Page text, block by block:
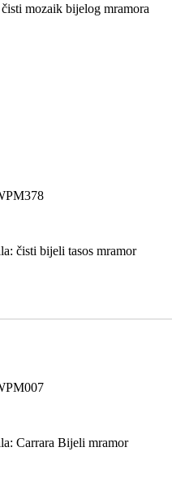
mozaik bijelog mramora
čisti bijeli tasos mramor
Carrara Bijeli mramor